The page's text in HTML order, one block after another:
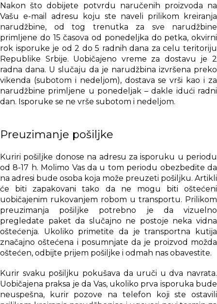
Nakon što dobijete potvrdu naručenih proizvoda na
Vašu e-mail adresu koju ste naveli prilikom kreiranja
narudžbine, od tog trenutka za sve narudžbine
primljene do 15 časova od ponedeljka do petka, okvirni
rok isporuke je od 2 do 5 radnih dana za celu teritoriju
Republike Srbije. Uobičajeno vreme za dostavu je 2
radna dana. U slučaju da je narudžbina izvršena preko
vikenda (subotom i nedeljom), dostava se vrši kao i za
narudžbine primljene u ponedeljak – dakle idući radni
dan. Isporuke se ne vrše subotom i nedeljom.
Preuzimanje pošiljke
Kuriri pošiljke donose na adresu za isporuku u periodu
od 8-17 h. Molimo Vas da u tom periodu obezbedite da
na adresi bude osoba koja može preuzeti pošiljku. Artikli
će biti zapakovani tako da ne mogu biti oštećeni
uobičajenim rukovanjem robom u transportu. Prilikom
preuzimanja pošiljke potrebno je da vizuelno
pregledate paket da slučajno ne postoje neka vidna
oštećenja. Ukoliko primetite da je transportna kutija
značajno oštećena i posumnjate da je proizvod možda
oštećen, odbijte prijem pošiljke i odmah nas obavestite.
Kurir svaku pošiljku pokušava da uruči u dva navrata.
Uobičajena praksa je da Vas, ukoliko prva isporuka bude
neuspešna, kurir pozove na telefon koji ste ostavili